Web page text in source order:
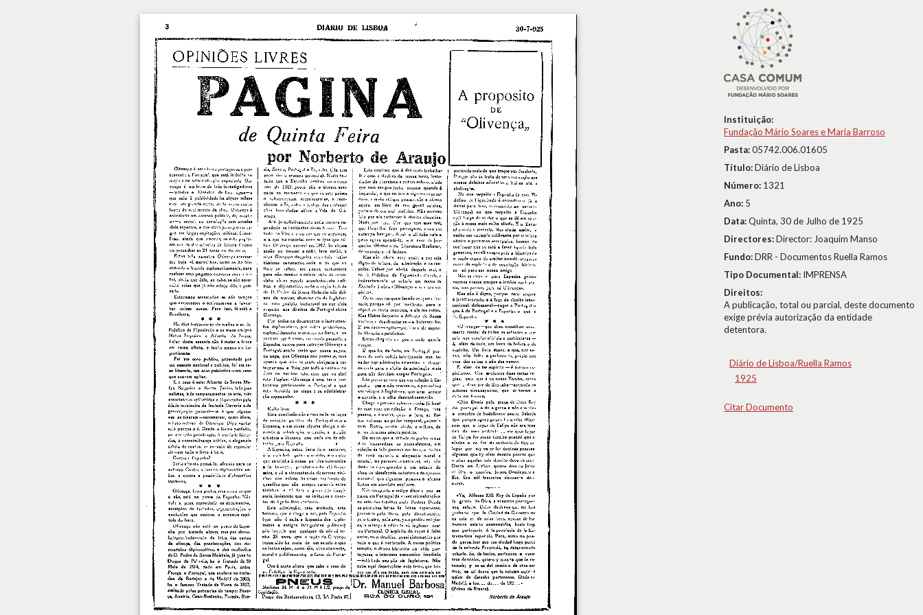
Instituição:
Fundação Mário Soares e Maria Barroso
Pasta:05742.006.01605
Título:Diário de Lisboa
Número: 1321
Ano: 5
Data:Quinta, 30 de Julho de 1925
Directores:Director: Joaquim Manso
Fundo:DRR - Documentos Ruella Ramos
Tipo Documental: IMPRENSA
Direitos:
A publicação, total ou parcial, deste documento
exige prévia autorização da entidade
detentora.
Diário de Lisboa/Ruella Ramos
1925
Citar Documento